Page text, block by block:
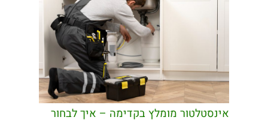
אינסטלטור מומלץ בקדימה – איך לבחור